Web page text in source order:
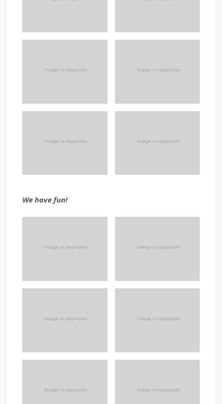
We have fun!